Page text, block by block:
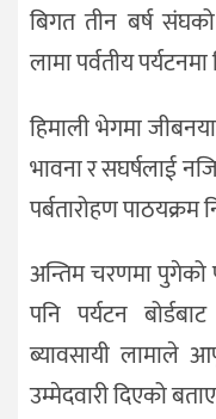
बिगत तीन बर्ष
लामा पर्वतीय
हिमाली भेगमा
भावना र सघर्षलाई
पर्बतारोहण पाठयक्रम
अन्तिम चरणमा पुगेको
पनि पर्यटन
ब्यावसायी लामाले
उम्मेदवारी दिएको